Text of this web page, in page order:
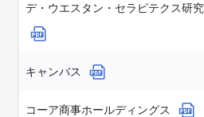
デ・ウエスタン・セラピテクス研
キャンバス
コーア商事ホールディングス